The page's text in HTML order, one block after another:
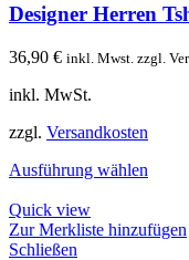
Designer Herren
36,90 € inkl. Mwst. zzgl.
inkl. MwSt.
zzgl. Versandkosten
Ausführung wählen
Quick view
Zur Merkliste hinzufügen
Schließen